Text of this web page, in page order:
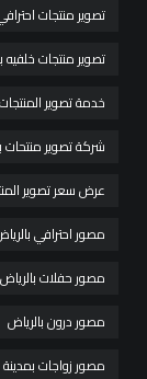
تصوير منتجات
تصوير منتجات خلفيه
خدمة تصوير
شركة تصوير منتحات
عرض سعر تصوير
مصور احترافي
مصور حفلات بالرياض
مصور درون بالرياض
مصور زواجات بمدينة